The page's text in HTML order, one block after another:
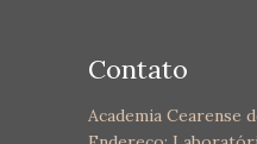
Contato
Academia Cearense